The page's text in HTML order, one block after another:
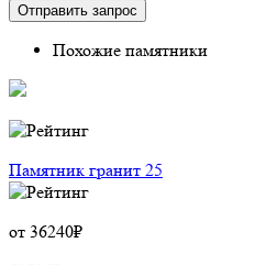
Похожие памятники
Памятник гранит 25
от 36240₽